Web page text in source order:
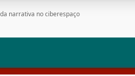
narrativa no ciberespaço